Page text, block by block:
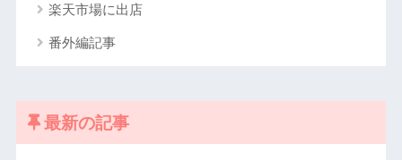
楽天市場に出店
番外編記事
最新の記事